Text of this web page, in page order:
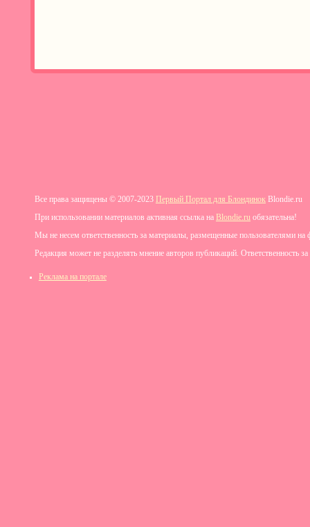
Все права защищены © 2007-2023 Первый Портал для Блондинок Blondie.ru
При использовании материалов активная ссылка на Blondie.ru обязательна!
Мы не несем ответственность за материалы, размещенные пользователями на
Редакция может не разделять мнение авторов публикаций. Ответственность
Реклама на портале